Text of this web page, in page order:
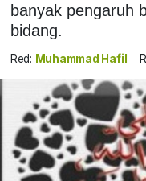
banyak pengaruh
bidang.
Red: Muhammad Hafil